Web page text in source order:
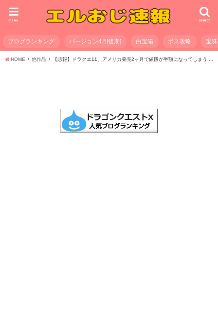
search
menu
ブログランキング バージョン4.5[後期] 白宝箱 ボス攻略 宝珠
HOME 他作品 【悲報】ドラクエ11、アメリカ発売2ヶ月で値段が半額になってしまう....